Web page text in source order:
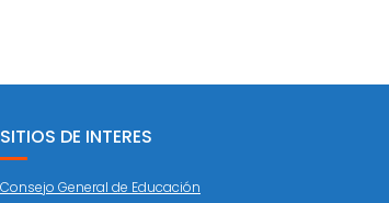
SITIOS DE INTERES
Consejo General de Educación